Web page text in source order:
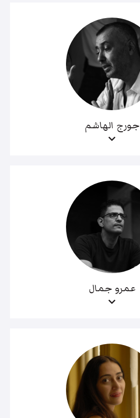
جورج الهاشم
عمرو جمال